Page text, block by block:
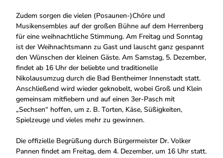
Zudem sorgen die vielen (Posaunen-)Chöre und
Musikensembles auf der großen Bühne auf dem Herrenberg
für eine weihnachtliche Stimmung. Am Freitag und Sonntag
ist der Weihnachtsmann zu Gast und lauscht ganz gespannt
den Wünschen der kleinen Gäste. Am Samstag, 5. Dezember,
findet ab 16 Uhr der beliebte und traditionelle
Nikolausumzug durch die Bad Bentheimer Innenstadt statt.
Anschließend wird wieder geknobelt, wobei Groß und Klein
gemeinsam mitfiebern und auf einen 3er-Pasch mit
„Sechsen“ hoffen, um z. B. Torten, Käse, Süßigkeiten,
Spielzeuge und vieles mehr zu gewinnen.
Die offizielle Begrüßung durch Bürgermeister Dr. Volker
Pannen findet am Freitag, dem 4. Dezember, um 16 Uhr statt.